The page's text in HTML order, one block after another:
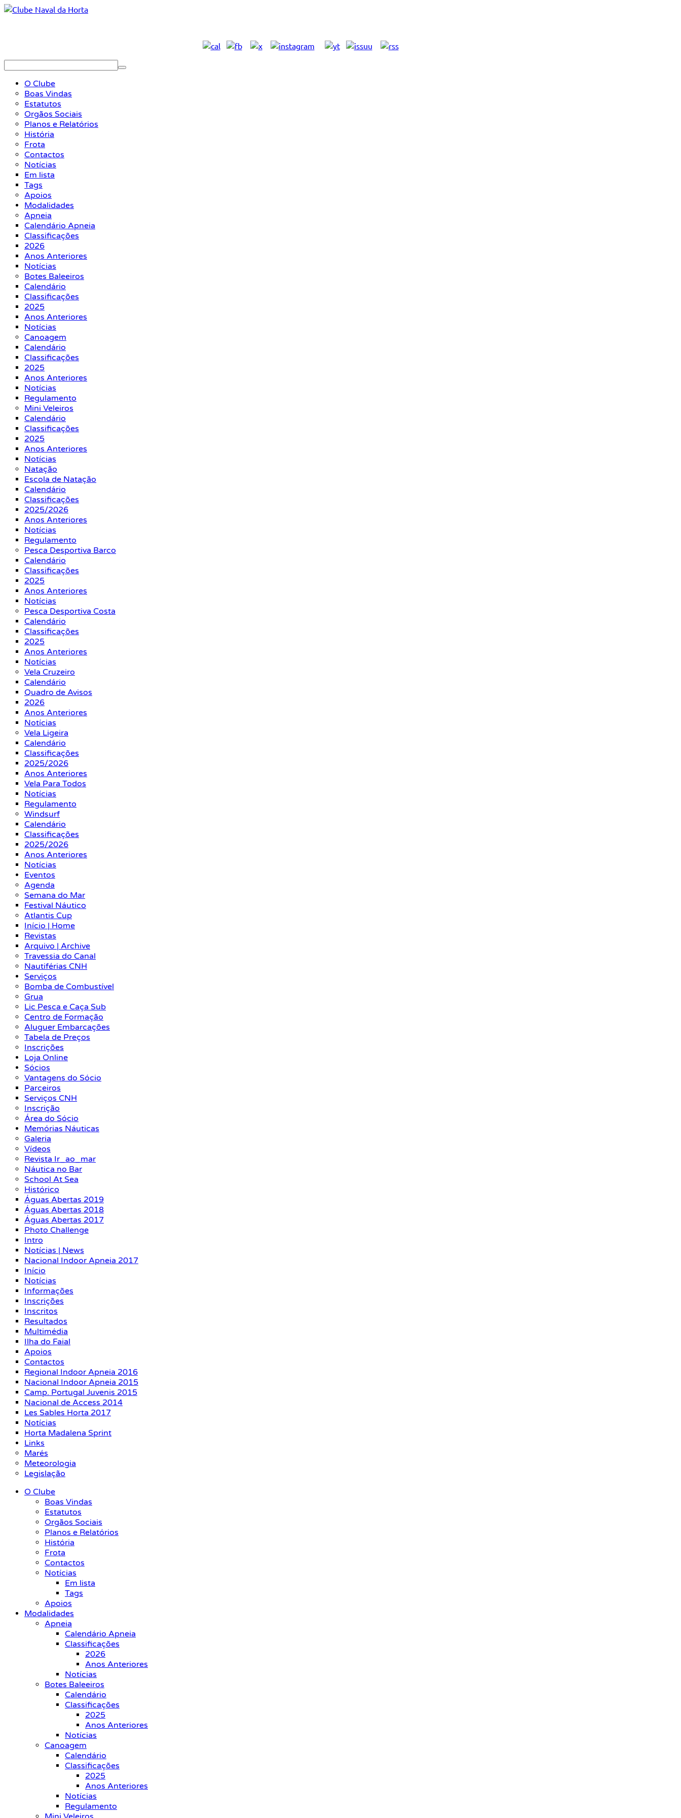
O Clube
Boas Vindas
Estatutos
Orgãos Sociais
Planos e Relatórios
História
Frota
Contactos
Notícias
Em lista
Tags
Apoios
Modalidades
Apneia
Calendário Apneia
Classificações
2026
Anos Anteriores
Notícias
Botes Baleeiros
Calendário
Classificações
2025
Anos Anteriores
Notícias
Canoagem
Calendário
Classificações
2025
Anos Anteriores
Notícias
Regulamento
Mini Veleiros
Calendário
Classificações
2025
Anos Anteriores
Notícias
Natação
Escola de Natação
Calendário
Classificações
2025/2026
Anos Anteriores
Notícias
Regulamento
Pesca Desportiva Barco
Calendário
Classificações
2025
Anos Anteriores
Notícias
Pesca Desportiva Costa
Calendário
Classificações
2025
Anos Anteriores
Notícias
Vela Cruzeiro
Calendário
Quadro de Avisos
2026
Anos Anteriores
Notícias
Vela Ligeira
Calendário
Classificações
2025/2026
Anos Anteriores
Vela Para Todos
Notícias
Regulamento
Windsurf
Calendário
Classificações
2025/2026
Anos Anteriores
Notícias
Eventos
Agenda
Semana do Mar
Festival Náutico
Atlantis Cup
Início | Home
Revistas
Arquivo | Archive
Travessia do Canal
Nautiférias CNH
Serviços
Bomba de Combustível
Grua
Lic Pesca e Caça Sub
Centro de Formação
Aluguer Embarcações
Tabela de Preços
Inscrições
Loja Online
Sócios
Vantagens do Sócio
Parceiros
Serviços CNH
Inscrição
Área do Sócio
Memórias Náuticas
Galeria
Vídeos
Revista Ir_ao_mar
Náutica no Bar
School At Sea
Histórico
Águas Abertas 2019
Águas Abertas 2018
Águas Abertas 2017
Photo Challenge
Intro
Notícias | News
Nacional Indoor Apneia 2017
Início
Notícias
Informações
Inscrições
Inscritos
Resultados
Multimédia
Ilha do Faial
Apoios
Contactos
Regional Indoor Apneia 2016
Nacional Indoor Apneia 2015
Camp. Portugal Juvenis 2015
Nacional de Access 2014
Les Sables Horta 2017
Notícias
Horta Madalena Sprint
Links
Marés
Meteorologia
Legislação
O Clube
Boas Vindas
Estatutos
Orgãos Sociais
Planos e Relatórios
História
Frota
Contactos
Notícias
Em lista
Tags
Apoios
Modalidades
Apneia
Calendário Apneia
Classificações
2026
Anos Anteriores
Notícias
Botes Baleeiros
Calendário
Classificações
2025
Anos Anteriores
Notícias
Canoagem
Calendário
Classificações
2025
Anos Anteriores
Notícias
Regulamento